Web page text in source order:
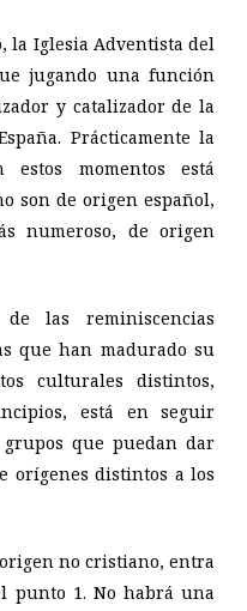
la Iglesia Adventista del
jugando una función
y catalizador de la
Prácticamente la
momentos está
son de origen español,
numeroso, de origen
las reminiscencias
que han madurado su
culturales distintos,
está en seguir
que puedan dar
orígenes distintos a los
no cristiano, entra
punto 1. No habrá una